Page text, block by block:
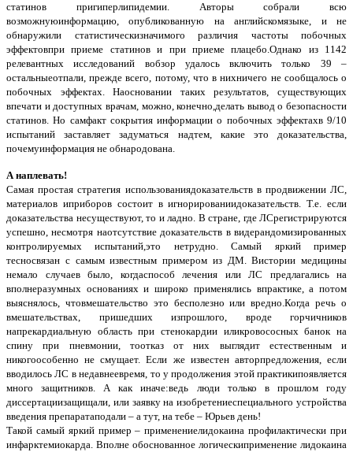
статинов пригиперлипидемии. Авторы собрали всю
возможнуюинформацию, опубликованную на английскомязыке, и не
обнаружили статистическизначимого различия частоты побочных
эффектовпри приеме статинов и при приеме плацебо.Однако из 1142
релевантных исследований вобзор удалось включить только 39 –
остальныеотпали, прежде всего, потому, что в нихничего не сообщалось о
побочных эффектах. Наосновании таких результатов, существующих
впечати и доступных врачам, можно, конечно,делать вывод о безопасности
статинов. Но самфакт сокрытия информации о побочных эффектахв 9/10
испытаний заставляет задуматься надтем, какие это доказательства,
почемуинформация не обнародована.
А наплевать!
Самая простая стратегия использованиядоказательств в продвижении ЛС,
материалов иприборов состоит в игнорированиидоказательств. Т.е. если
доказательства несуществуют, то и ладно. В стране, где ЛСрегистрируются
успешно, несмотря наотсутствие доказательств в видерандомизированных
контролируемых испытаний,это нетрудно. Самый яркий пример
тесносвязан с самым известным примером из ДМ. Вистории медицины
немало случаев было, когдаспособ лечения или ЛС предлагались на
вполнеразумных основаниях и широко применялись впрактике, а потом
выяснялось, чтовмешательство это бесполезно или вредно.Когда речь о
вмешательствах, пришедших изпрошлого, вроде горчичников
напрекардиальную область при стенокардии иликровососных банок на
спину при пневмонии, тоотказ от них выглядит естественным и
никогоособенно не смущает. Если же известен авторпредложения, если
вводилось ЛС в недавнеевремя, то у продолжения этой практикипоявляется
много защитников. А как иначе:ведь люди только в прошлом году
диссертациизащищали, или заявку на изобретениеспециального устройства
введения препаратаподали – а тут, на тебе – Юрьев день!
Такой самый яркий пример – применениелидокаина профилактически при
инфарктемиокарда. Вполне обоснованное логическиприменение лидокаина